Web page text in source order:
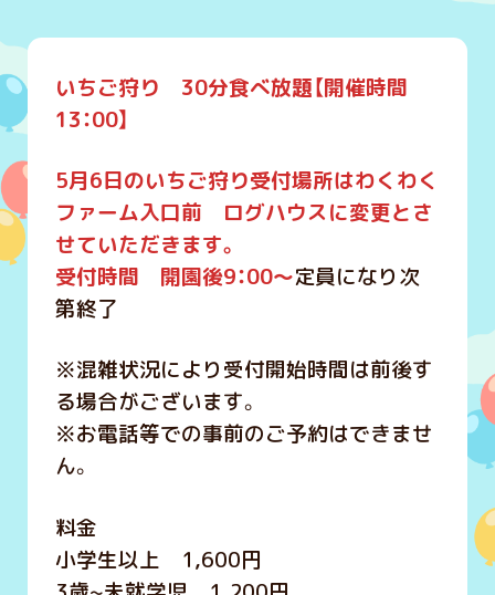
いちご狩り 30分食べ放題【開催時間
13：00】
5月6日のいちご狩り受付場所はわくわく
ファーム入口前 ログハウスに変更とさ
せていただきます。
受付時間 開園後9：00～定員になり次
第終了
※混雑状況により受付開始時間は前後す
る場合がございます。
※お電話等での事前のご予約はできませ
ん。
料金
小学生以上 1,600円